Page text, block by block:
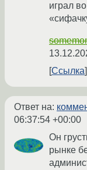
играл
Ссылка
Ответ на:
06:37:54 +00:00
Он
рынке